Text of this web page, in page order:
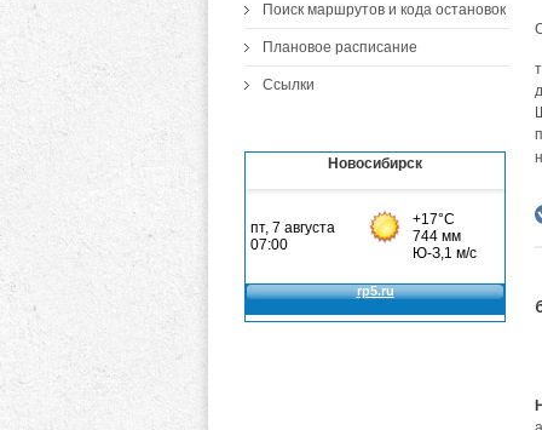
Поиск маршрутов и кода остановок
Плановое расписание
Ссылки
Новосибирск